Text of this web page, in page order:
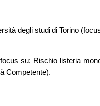
degli studi di Torino
su: Rischio listeria
Competente).